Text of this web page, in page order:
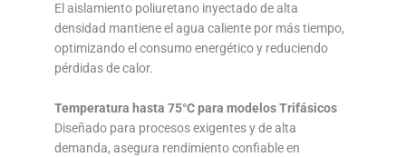
El aislamiento poliuretano inyectado de alta
densidad mantiene el agua caliente por más tiempo,
optimizando el consumo energético y reduciendo
pérdidas de calor.
Temperatura hasta 75°C para modelos Trifásicos
Diseñado para procesos exigentes y de alta
demanda, asegura rendimiento confiable en